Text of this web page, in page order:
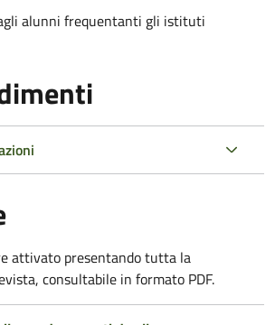
alunni frequentanti gli istituti
attivato presentando tutta la
consultabile in formato PDF.